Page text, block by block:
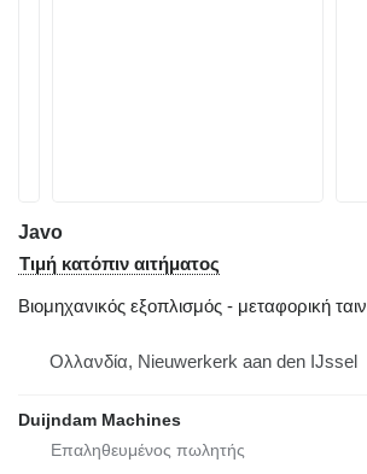
Javo
Τιμή κατόπιν αιτήματος
Βιομηχανικός εξοπλισμός - μεταφορική
Ολλανδία, Nieuwerkerk aan den IJssel
Duijndam Machines